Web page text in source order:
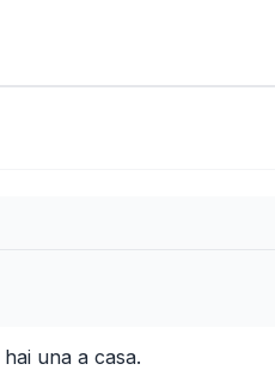
una a casa.